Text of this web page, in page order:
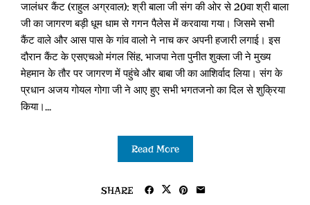
जालंधर कैंट (राहुल अग्रवाल): श्री बाला जी संग की ओर से 20वा श्री बाला
जी का जागरण बड़ी धूम धाम से गगन पैलेस में करवाया गया। जिसमे सभी
कैंट वाले और आस पास के गांव वालो ने नाच कर अपनी हजारी लगाई। इस
दौरान कैंट के एसएचओ मंगल सिंह, भाजपा नेता पुनीत शुक्ला जी ने मुख्य
मेहमान के तौर पर जागरण में पहुंचे और बाबा जी का आशिर्वाद लिया। संग के
प्रधान अजय गोयल गोगा जी ने आए हुए सभी भगतजनो का दिल से शुक्रिया
किया।...
Read More
SHARE